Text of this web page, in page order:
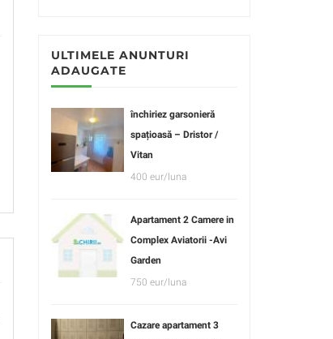
ULTIMELE ANUNTURI
ADAUGATE
închiriez garsonieră
spațioasă – Dristor /
Vitan
400 eur/luna
Apartament 2 Camere in
Complex Aviatorii -Avi
Garden
750 eur/luna
Cazare apartament 3